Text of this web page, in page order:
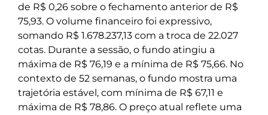
de R$ 0,26 sobre o fechamento anterior de R$
75,93. O volume financeiro foi expressivo,
somando R$ 1.678.237,13 com a troca de 22.027
cotas. Durante a sessão, o fundo atingiu a
máxima de R$ 76,19 e a mínima de R$ 75,66. No
contexto de 52 semanas, o fundo mostra uma
trajetória estável, com mínima de R$ 67,11 e
máxima de R$ 78,86. O preço atual reflete uma